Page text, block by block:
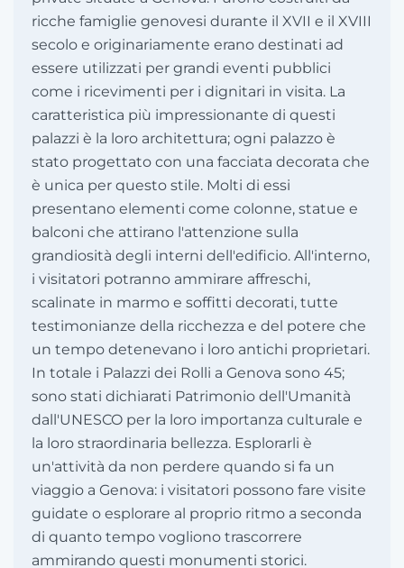
ricche famiglie genovesi durante il XVII e il XVIII
secolo e originariamente erano destinati ad
essere utilizzati per grandi eventi pubblici
come i ricevimenti per i dignitari in visita. La
caratteristica più impressionante di questi
palazzi è la loro architettura; ogni palazzo è
stato progettato con una facciata decorata che
è unica per questo stile. Molti di essi
presentano elementi come colonne, statue e
balconi che attirano l'attenzione sulla
grandiosità degli interni dell'edificio. All'interno,
i visitatori potranno ammirare affreschi,
scalinate in marmo e soffitti decorati, tutte
testimonianze della ricchezza e del potere che
un tempo detenevano i loro antichi proprietari.
In totale i Palazzi dei Rolli a Genova sono 45;
sono stati dichiarati Patrimonio dell'Umanità
dall'UNESCO per la loro importanza culturale e
la loro straordinaria bellezza. Esplorarli è
un'attività da non perdere quando si fa un
viaggio a Genova: i visitatori possono fare visite
guidate o esplorare al proprio ritmo a seconda
di quanto tempo vogliono trascorrere
ammirando questi monumenti storici.